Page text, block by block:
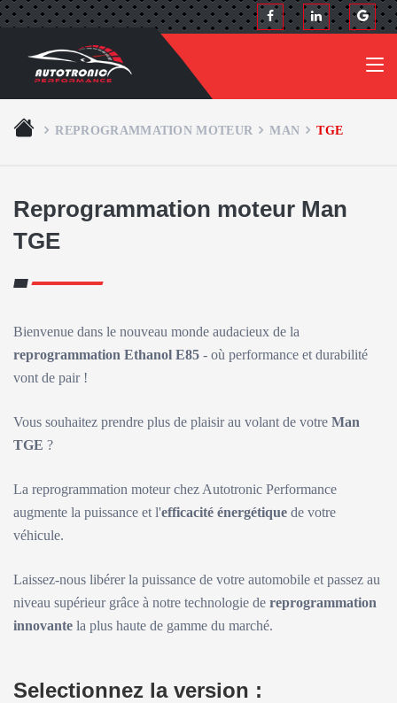
REPROGRAMMATION MOTEUR MAN TGE
Reprogrammation moteur Man
TGE
Bienvenue dans le nouveau monde audacieux de la
reprogrammation Ethanol E85 - où performance et durabilité
vont de pair !
Vous souhaitez prendre plus de plaisir au volant de votre Man
TGE ?
La reprogrammation moteur chez Autotronic Performance
augmente la puissance et l'efficacité énergétique de votre
véhicule.
Laissez-nous libérer la puissance de votre automobile et passez au
niveau supérieur grâce à notre technologie de reprogrammation
innovante la plus haute de gamme du marché.
Selectionnez la version :